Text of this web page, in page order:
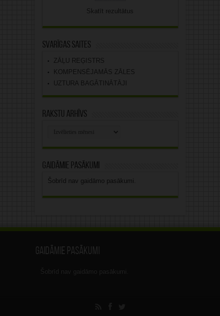
Skatīt rezultātus
Svarīgas saites
ZĀĻU REĢISTRS
KOMPENSĒJAMĀS ZĀLES
UZTURA BAGĀTINĀTĀJI
Rakstu arhīvs
Gaidāmie pasākumi
Šobrīd nav gaidāmo pasākumi.
Gaidāmie pasākumi
Šobrīd nav gaidāmo pasākumi.